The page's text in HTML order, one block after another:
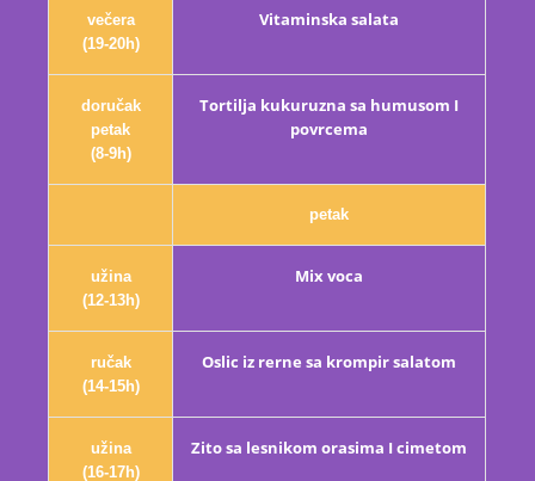
večera
(19-20h)
Vitaminska salata
doručak
petak
(8-9h)
Tortilja kukuruzna sa humusom I
povrcema
petak
užina
(12-13h)
Mix voca
ručak
(14-15h)
Oslic iz rerne sa krompir salatom
užina
(16-17h)
Zito sa lesnikom orasima I cimetom